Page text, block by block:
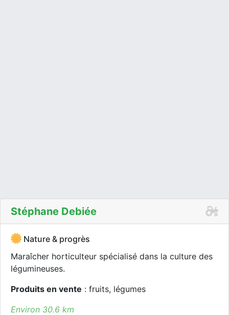
Stéphane Debiée
Nature & progrès
Maraîcher horticulteur spécialisé dans la culture des
légumineuses.
Produits en vente : fruits, légumes
Environ 30.6 km